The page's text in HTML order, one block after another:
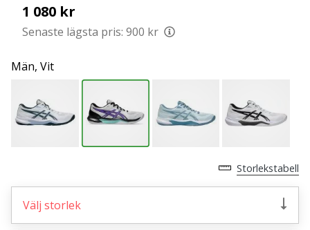
handbollsskorna!
Upptäck
tekniska
uppdateringarna
ta
reda
25. 11. 2024
1 080 kr
Senaste lägsta pris: 900 kr
Män, Vit
Storlekstabell
Välj storlek